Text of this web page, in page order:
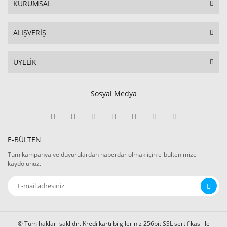
KURUMSAL
ALIŞVERİŞ
ÜYELİK
Sosyal Medya
E-BÜLTEN
Tüm kampanya ve duyurulardan haberdar olmak için e-bültenimize
kaydolunuz.
© Tüm hakları saklıdır. Kredi kartı bilgileriniz 256bit SSL sertifikası ile